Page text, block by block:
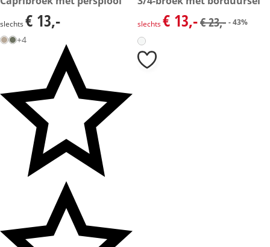
€ 13,-
slechts € 13,-
+4
kortingsprijs: € 13,-, vorige
slechts€ 13,-€ 23,- - 43%